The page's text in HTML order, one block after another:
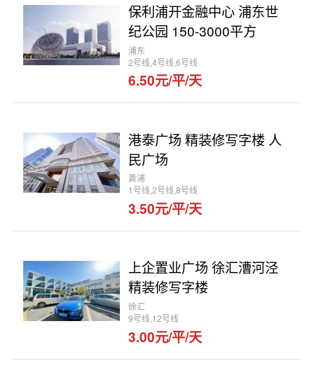
保利浦开金融中心 浦东世
纪公园 150-3000平方
浦东
2号线,4号线,6号线
6.50元/平/天
港泰广场 精装修写字楼 人
民广场
黄浦
1号线,2号线,8号线
3.50元/平/天
上企置业广场 徐汇漕河泾
精装修写字楼
徐汇
9号线,12号线
3.00元/平/天